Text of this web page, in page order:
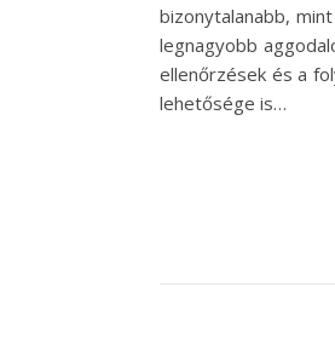
bizonytalanabb,
legnagyobb
ellenőrzések és a
lehetősége is…